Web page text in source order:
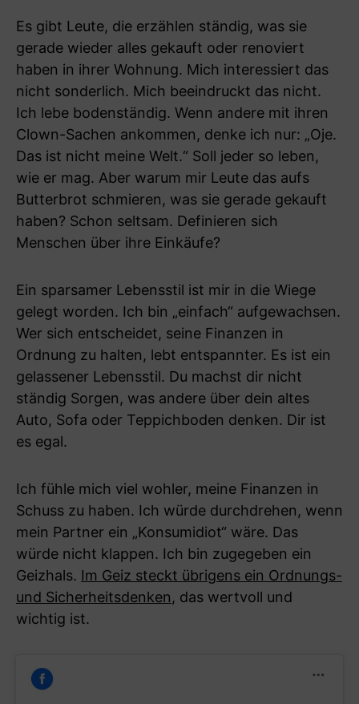
Es gibt Leute, die erzählen ständig, was sie
gerade wieder alles gekauft oder renoviert
haben in ihrer Wohnung. Mich interessiert das
nicht sonderlich. Mich beeindruckt das nicht.
Ich lebe bodenständig. Wenn andere mit ihren
Clown-Sachen ankommen, denke ich nur: „Oje.
Das ist nicht meine Welt.“ Soll jeder so leben,
wie er mag. Aber warum mir Leute das aufs
Butterbrot schmieren, was sie gerade gekauft
haben? Schon seltsam. Definieren sich
Menschen über ihre Einkäufe?
Ein sparsamer Lebensstil ist mir in die Wiege
gelegt worden. Ich bin „einfach“ aufgewachsen.
Wer sich entscheidet, seine Finanzen in
Ordnung zu halten, lebt entspannter. Es ist ein
gelassener Lebensstil. Du machst dir nicht
ständig Sorgen, was andere über dein altes
Auto, Sofa oder Teppichboden denken. Dir ist
es egal.
Ich fühle mich viel wohler, meine Finanzen in
Schuss zu haben. Ich würde durchdrehen, wenn
mein Partner ein „Konsumidiot“ wäre. Das
würde nicht klappen. Ich bin zugegeben ein
Geizhals. Im Geiz steckt übrigens ein Ordnungs-
und Sicherheitsdenken, das wertvoll und
wichtig ist.